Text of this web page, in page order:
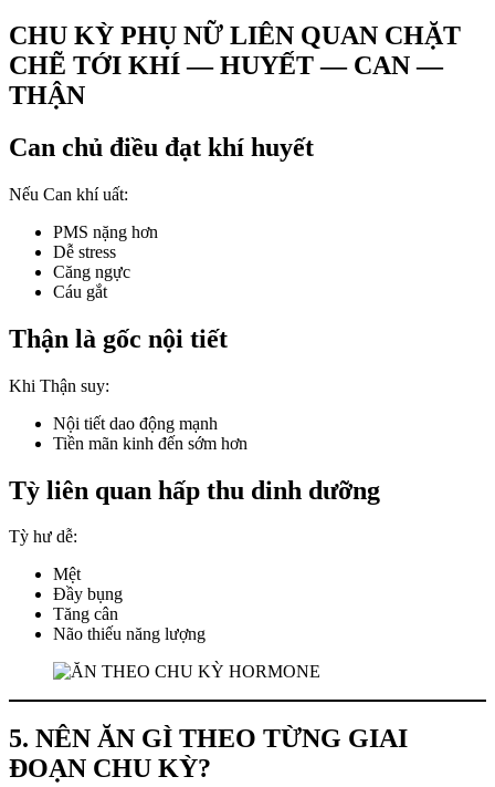
CHU KỲ PHỤ NỮ LIÊN QUAN CHẶT
CHẼ TỚI KHÍ — HUYẾT — CAN —
THẬN
Can chủ điều đạt khí huyết
Nếu Can khí uất:
PMS nặng hơn
Dễ stress
Căng ngực
Cáu gắt
Thận là gốc nội tiết
Khi Thận suy:
Nội tiết dao động mạnh
Tiền mãn kinh đến sớm hơn
Tỳ liên quan hấp thu dinh dưỡng
Tỳ hư dễ:
Mệt
Đầy bụng
Tăng cân
Não thiếu năng lượng
5. NÊN ĂN GÌ THEO TỪNG GIAI
ĐOẠN CHU KỲ?